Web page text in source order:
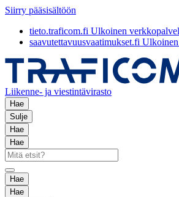
Siirry pääsisältöön
tieto.traficom.fi Ulkoinen
saavutettavuusvaatimukset.fi
Liikenne- ja viestintävirasto
Hae
Sulje
Hae
Hae
Hae
Hae